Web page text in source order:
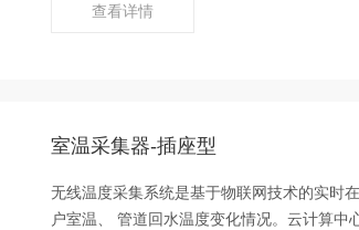
查看详情
室温采集器-插座型
无线温度采集系统是基于物联网技术的实时
户室温、 管道回水温度变化情况。云计算中